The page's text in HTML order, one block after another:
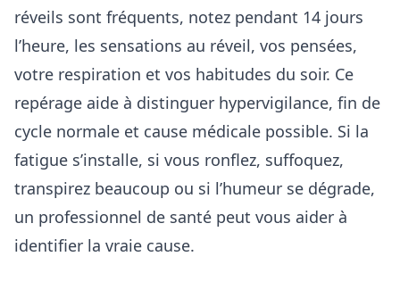
réveils sont fréquents, notez pendant 14 jours
l’heure, les sensations au réveil, vos pensées,
votre respiration et vos habitudes du soir. Ce
repérage aide à distinguer hypervigilance, fin de
cycle normale et cause médicale possible. Si la
fatigue s’installe, si vous ronflez, suffoquez,
transpirez beaucoup ou si l’humeur se dégrade,
un professionnel de santé peut vous aider à
identifier la vraie cause.